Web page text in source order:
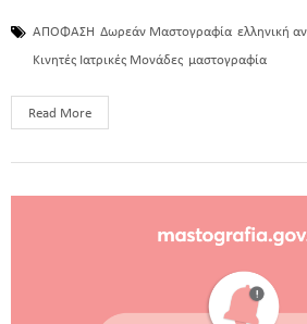
ΑΠΟΦΑΣΗ Δωρεάν Μαστογραφία ελληνική
Κινητές Ιατρικές Μονάδες μαστογραφία
Read More